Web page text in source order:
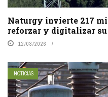
Naturgy invierte 217
reforzar y digitalizar
12/03/2026
NOTICIAS